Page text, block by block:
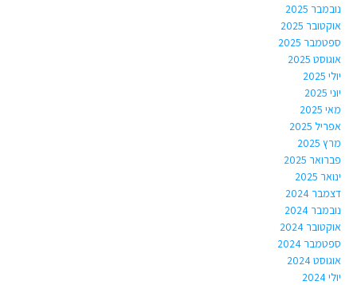
נובמבר 2025
אוקטובר 2025
ספטמבר 2025
אוגוסט 2025
יולי 2025
יוני 2025
מאי 2025
אפריל 2025
מרץ 2025
פברואר 2025
ינואר 2025
דצמבר 2024
נובמבר 2024
אוקטובר 2024
ספטמבר 2024
אוגוסט 2024
יולי 2024